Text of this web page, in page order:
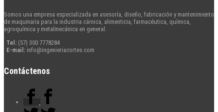
Somos una empresa especializada en asesoría, diseño, fabricación y mantenimiento
de maquinaria para la industria cárnica, alimenticia, farmacéutica, química,
agroquímica y metalmecánica en general.
Tel: (57) 300 7778284
E-mail: info@ingenieriacortes.com
Contáctenos